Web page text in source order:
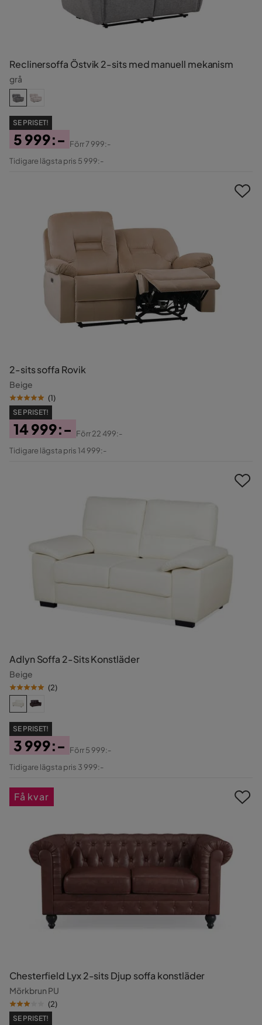
Reclinersoffa Östvik 2-sits med manuell mekanism
grå
SE PRISET!
Pris
5 999:-
Original
Förr7 999:-
Tidigare lägsta pris 5 999:-
2-sits soffa Rovik
Beige
(1)
SE PRISET!
Pris
14 999:-
Original
Förr22 499:-
Tidigare lägsta pris 14 999:-
Adlyn Soffa 2-Sits Konstläder
Beige
(2)
SE PRISET!
Pris
3 999:-
Original
Förr5 999:-
Tidigare lägsta pris 3 999:-
Chesterfield Lyx 2-sits Djup soffa konstläder
Mörkbrun PU
(2)
SE PRISET!
Få kvar